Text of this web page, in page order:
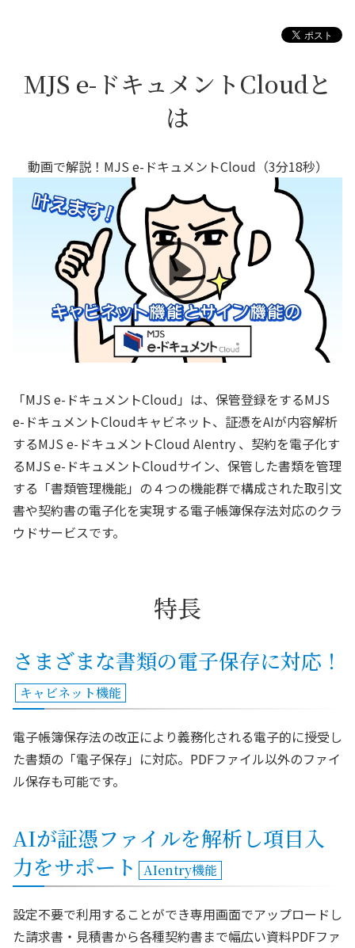
MJS e-ドキュメントCloudと
は
動画で解説！MJS e-ドキュメントCloud（3分18秒）
「MJS e-ドキュメントCloud」は、保管登録をするMJS
e-ドキュメントCloudキャビネット、証憑をAIが内容解析
するMJS e-ドキュメントCloud AIentry 、契約を電子化す
るMJS e-ドキュメントCloudサイン、保管した書類を管理
する「書類管理機能」の４つの機能群で構成された取引文
書や契約書の電子化を実現する電子帳簿保存法対応のクラ
ウドサービスです。
特長
さまざまな書類の電子保存に対応！
キャビネット機能
電子帳簿保存法の改正により義務化される電子的に授受し
た書類の「電子保存」に対応。PDFファイル以外のファイ
ル保存も可能です。
AIが証憑ファイルを解析し項目入
力をサポート
AIentry機能
設定不要で利用することができ専用画面でアップロードし
た請求書・見積書から各種契約書まで幅広い資料PDFファ